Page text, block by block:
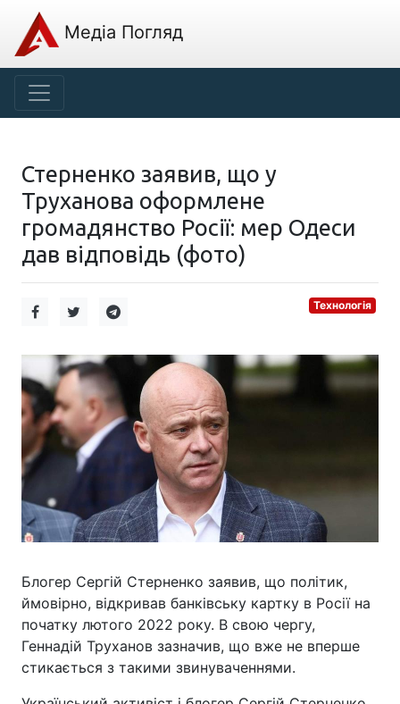
Медіа Погляд
Стерненко заявив, що у
Труханова оформлене
громадянство Росії: мер Одеси
дав відповідь (фото)
Технологія
Блогер Сергій Стерненко заявив, що політик,
ймовірно, відкривав банківську картку в Росії на
початку лютого 2022 року. В свою чергу,
Геннадій Труханов зазначив, що вже не вперше
стикається з такими звинуваченнями.